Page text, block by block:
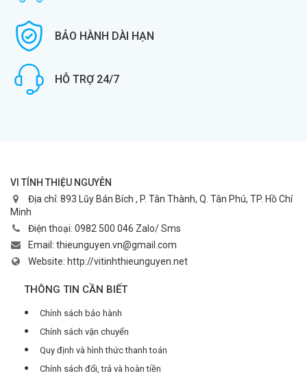
BẢO HÀNH DÀI HẠN
HỖ TRỢ 24/7
VI TÍNH THIỆU NGUYỄN
Địa chỉ: 893 Lũy Bán Bích , P. Tân Thành, Q. Tân Phú, TP. Hồ Chí
Minh
Điện thoại: 0982 500 046 Zalo/ Sms
Email: thieunguyen.vn@gmail.com
Website: http://vitinhthieunguyen.net
THÔNG TIN CẦN BIẾT
Chính sách bảo hành
Chính sách vận chuyển
Quy định và hình thức thanh toán
Chính sách đổi, trả và hoàn tiền